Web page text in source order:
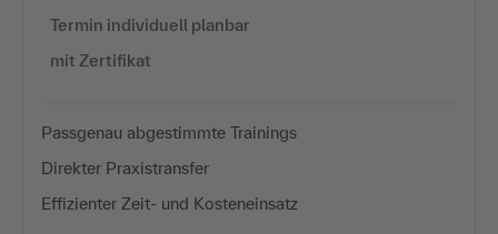
Termin individuell planbar
mit Zertifikat
Passgenau abgestimmte Trainings
Direkter Praxistransfer
Effizienter Zeit- und Kosteneinsatz